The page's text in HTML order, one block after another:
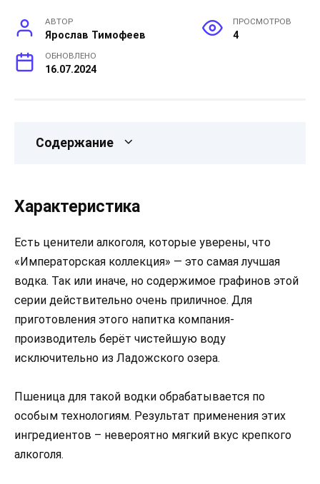
АВТОР
Ярослав Тимофеев
ПРОСМОТРОВ
4
ОБНОВЛЕНО
16.07.2024
Содержание
Характеристика
Есть ценители алкоголя, которые уверены, что
«Императорская коллекция» — это самая лучшая
водка. Так или иначе, но содержимое графинов этой
серии действительно очень приличное. Для
приготовления этого напитка компания-
производитель берёт чистейшую воду
исключительно из Ладожского озера.
Пшеница для такой водки обрабатывается по
особым технологиям. Результат применения этих
ингредиентов – невероятно мягкий вкус крепкого
алкоголя.